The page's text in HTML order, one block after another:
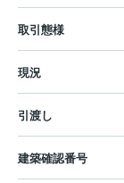
取引態様
現況
引渡し
建築確認番号